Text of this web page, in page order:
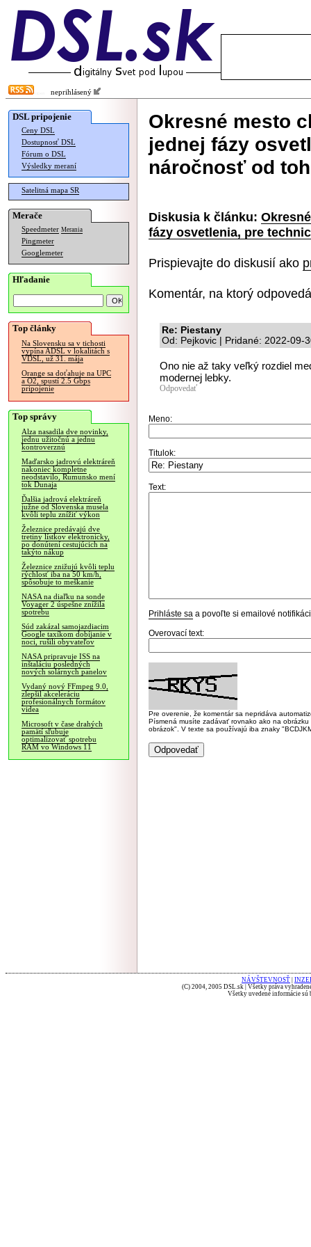
neprihlásený
DSL pripojenie
Ceny DSL
Dostupnosť DSL
Fórum o DSL
Výsledky meraní
Satelitná mapa SR
Merače
Speedmeter Merania
Pingmeter
Googlemeter
Hľadanie
Top články
Na Slovensku sa v tichosti
vypína ADSL v lokalitách s
VDSL, už 31. mája
Orange sa doťahuje na UPC
a O2, spustí 2.5 Gbps
pripojenie
Top správy
Alza nasadila dve novinky,
jednu užitočnú a jednu
kontroverznú
Maďarsko jadrovú elektráreň
nakoniec kompletne
neodstavilo, Rumunsko mení
tok Dunaja
Ďalšia jadrová elektráreň
južne od Slovenska musela
kvôli teplu znížiť výkon
Železnice predávajú dve
tretiny lístkov elektronicky,
po donútení cestujúcich na
takýto nákup
Železnice znižujú kvôli teplu
rýchlosť iba na 50 km/h,
spôsobuje to meškanie
NASA na diaľku na sonde
Voyager 2 úspešne znížila
spotrebu
Súd zakázal samojazdiacim
Google taxíkom dobíjanie v
noci, rušili obyvateľov
NASA pripravuje ISS na
inštaláciu posledných
nových solárnych panelov
Vydaný nový FFmpeg 9.0,
zlepšil akceleráciu
profesionálnych formátov
videa
Microsoft v čase drahých
pamätí sľubuje
optimalizovať spotrebu
RAM vo Windows 11
Okresné mesto
jednej fázy
náročnosť od
Diskusia k článku:
fázy osvetlenia, pre
Prispievajte do diskusií ako
Komentár, na ktorý
Re: Piestany
Od: Pejkovic | Pridané: 2022-09-
Ono nie až taky veľký rozdiel
modernej lebky.
Odpovedať
Meno:
Titulok:
Text:
Prihláste sa a povoľte si emailové
Overovací text:
Pre overenie, že komentár sa nepridáva
Písmená musíte zadávať rovnako ako na
obrázok". V texte sa používajú iba znaky
NÁVŠTEVNOSŤ
(C) 2004, 2005 DSL.sk | Všetky práva
Všetky uvedené informácie sú